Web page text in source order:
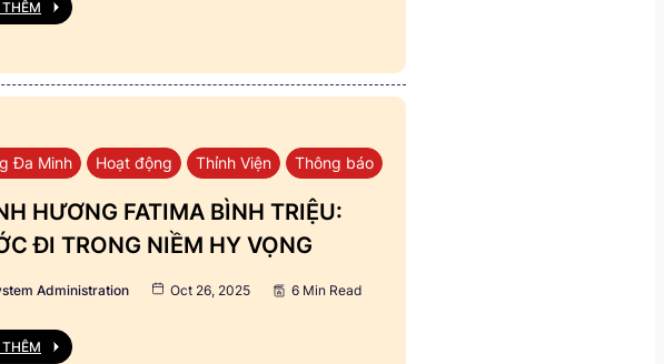
Đa Minh Hoạt động Thỉnh Viện Thông báo
HƯƠNG FATIMA BÌNH TRIỆU:
ĐI TRONG NIỀM HY VỌNG
Administration Oct 26, 2025 6 Min Read